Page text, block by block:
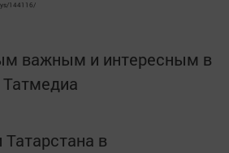
144116/
важным и интересным в
Татмедиа
в